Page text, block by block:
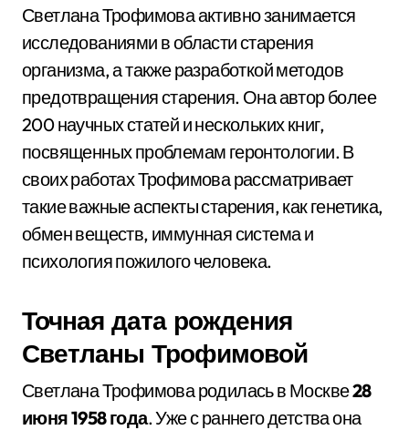
Светлана Трофимова активно занимается
исследованиями в области старения
организма, а также разработкой методов
предотвращения старения. Она автор более
200 научных статей и нескольких книг,
посвященных проблемам геронтологии. В
своих работах Трофимова рассматривает
такие важные аспекты старения, как генетика,
обмен веществ, иммунная система и
психология пожилого человека.
Точная дата рождения
Светланы Трофимовой
Светлана Трофимова родилась в Москве28
июня 1958 года. Уже с раннего детства она